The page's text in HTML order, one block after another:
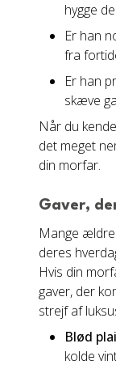
hygge
Er han
fra
Er han
skæve
Når du
det meget
din morfar.
Gaver,
Mange
deres
Hvis din
gaver, der
strejf af
Blød
kolde